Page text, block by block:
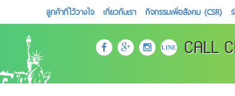
ลูกค้าที่ไว้วางใจ เกี่ยวกับเรา กิจกรรมเพื่อสังคม (CSR)
LINE CALL